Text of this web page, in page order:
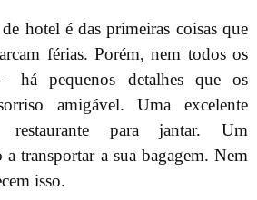
hotel é das primeiras coisas que
férias. Porém, nem todos os
há pequenos detalhes que os
amigável. Uma excelente
restaurante para jantar. Um
transportar a sua bagagem. Nem
isso.